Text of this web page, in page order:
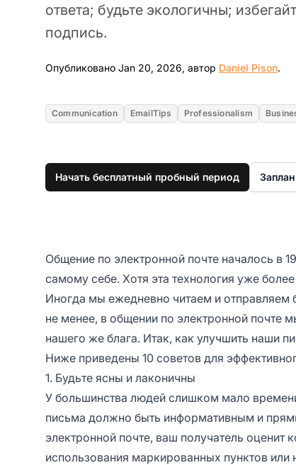
ответа; будьте экологичны;
подпись.
Опубликовано Jan 20, 2026, автор Daniel Pison.
Communication EmailTips Professionalism
Начать бесплатный пробный период
Общение по электронной почте началось в
самому себе. Хотя эта технология уже
Иногда мы ежедневно читаем и
не менее, в общении по электронной почте
нашего же блага. Итак, как улучшить наши
Ниже приведены 10 советов для
1. Будьте ясны и лаконичны
У большинства людей слишком мало
письма должно быть информативным и
электронной почте, ваш получатель оценит
использования маркированных пунктов